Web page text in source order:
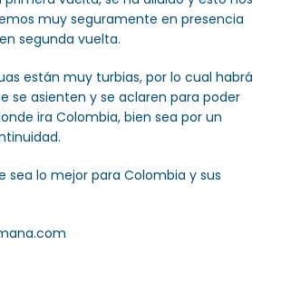
muy seguramente en presencia
segunda vuelta.
están muy turbias, por lo cual habrá
se asienten y se aclaren para poder
ira Colombia, bien sea por un
sea lo mejor para Colombia y sus